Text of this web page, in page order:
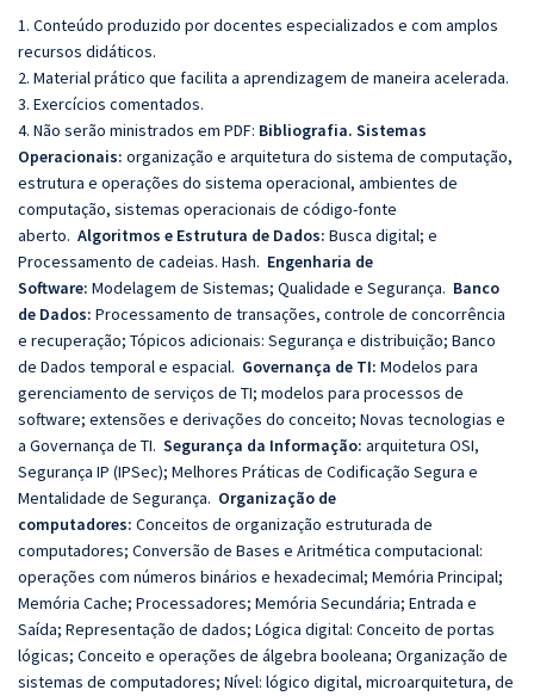
1. Conteúdo produzido por docentes especializados e com amplos
recursos didáticos.
2. Material prático que facilita a aprendizagem de maneira acelerada.
3. Exercícios comentados.
4. Não serão ministrados em PDF: Bibliografia. Sistemas
Operacionais: organização e arquitetura do sistema de computação,
estrutura e operações do sistema operacional, ambientes de
computação, sistemas operacionais de código-fonte
aberto. Algoritmos e Estrutura de Dados: Busca digital; e
Processamento de cadeias. Hash. Engenharia de
Software: Modelagem de Sistemas; Qualidade e Segurança. Banco
de Dados: Processamento de transações, controle de concorrência
e recuperação; Tópicos adicionais: Segurança e distribuição; Banco
de Dados temporal e espacial. Governança de TI: Modelos para
gerenciamento de serviços de TI; modelos para processos de
software; extensões e derivações do conceito; Novas tecnologias e
a Governança de TI. Segurança da Informação: arquitetura OSI,
Segurança IP (IPSec); Melhores Práticas de Codificação Segura e
Mentalidade de Segurança. Organização de
computadores: Conceitos de organização estruturada de
computadores; Conversão de Bases e Aritmética computacional:
operações com números binários e hexadecimal; Memória Principal;
Memória Cache; Processadores; Memória Secundária; Entrada e
Saída; Representação de dados; Lógica digital: Conceito de portas
lógicas; Conceito e operações de álgebra booleana; Organização de
sistemas de computadores; Nível: lógico digital, microarquitetura, de